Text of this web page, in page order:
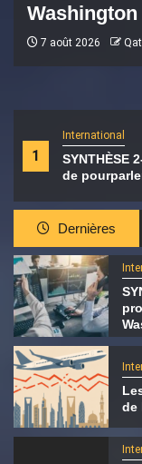
1
International
SYNTHÈSE
de
Washington
7 août 2026
Dernières
de